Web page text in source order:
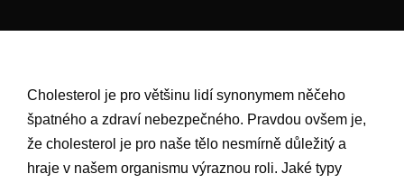
Cholesterol je pro většinu lidí synonymem něčeho
špatného a zdraví nebezpečného. Pravdou ovšem je,
že cholesterol je pro naše tělo nesmírně důležitý a
hraje v našem organismu výraznou roli. Jaké typy